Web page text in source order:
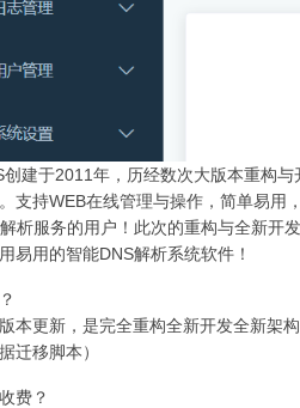
创建于2011年，历经数次大版本重构
支持WEB在线管理与操作，简单易用
析服务的用户！此次的重构与全新开
易用的智能DNS解析系统软件！
本更新，是完全重构全新开发全新架
迁移脚本）
费？